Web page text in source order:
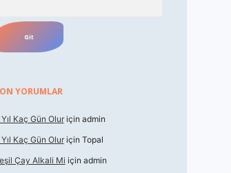
YORUMLAR
Kaç Gün Oluriçin admin
Kaç Gün Oluriçin Topal
Çay Alkali Mi için admin